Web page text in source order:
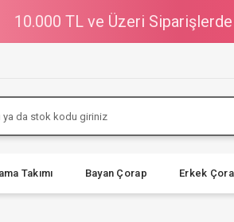
10.000 TL ve Üzeri Siparişlerde
Takımı Bayan Çorap Erkek